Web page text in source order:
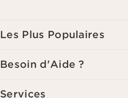
Les Plus Populaires
Besoin d'Aide ?
Services